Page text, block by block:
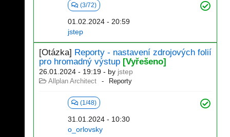
(3/72)
01.02.2024 - 20:59
jstep
[Otázka] Reporty - nastavení zdrojových folií
pro hromadný výstup [Vyřešeno]
26.01.2024 - 19:19 - by jstep
Allplan Architect Reporty
(1/48)
31.01.2024 - 10:30
o_orlovsky